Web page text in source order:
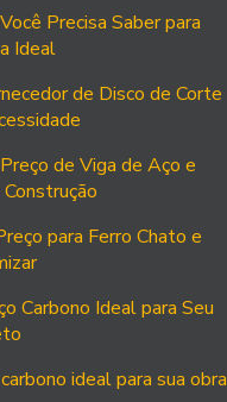
Precisa Saber para
Ideal
de Disco de Corte
de Viga de Aço e
para Ferro Chato e
Carbono Ideal para Seu
ideal para sua obra